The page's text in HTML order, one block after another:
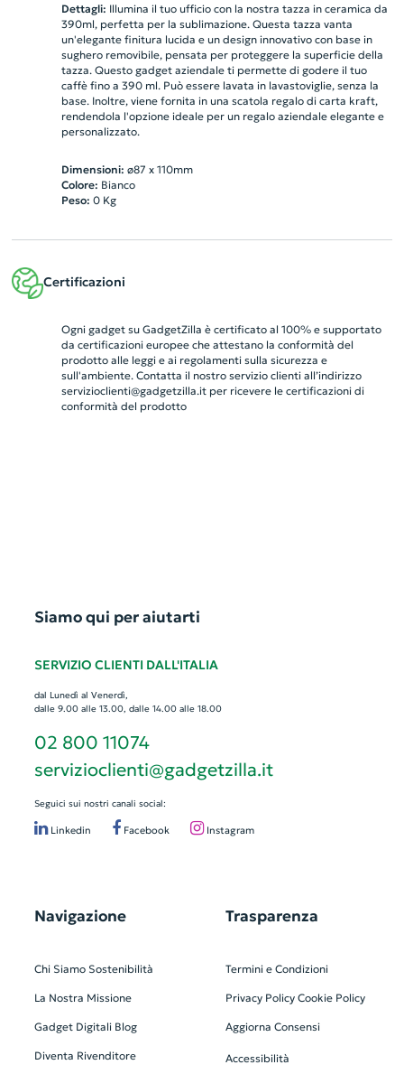
Dettagli: Illumina il tuo ufficio con la nostra tazza in ceramica da
390ml, perfetta per la sublimazione. Questa tazza vanta
un'elegante finitura lucida e un design innovativo con base in
sughero removibile, pensata per proteggere la superficie della
tazza. Questo gadget aziendale ti permette di godere il tuo
caffè fino a 390 ml. Può essere lavata in lavastoviglie, senza la
base. Inoltre, viene fornita in una scatola regalo di carta kraft,
rendendola l'opzione ideale per un regalo aziendale elegante e
personalizzato.
Dimensioni: ø87 x 110mm
Colore: Bianco
Peso: 0Kg
Certificazioni
Ogni gadget su GadgetZilla è certificato al 100% e supportato
da certificazioni europee che attestano la conformità del
prodotto alle leggi e ai regolamenti sulla sicurezza e
sull'ambiente. Contatta il nostro servizio clienti all’indirizzo
servizioclienti@gadgetzilla.itper ricevere le certificazioni di
conformità del prodotto
Siamo qui per aiutarti
SERVIZIO CLIENTI DALL'ITALIA
dal Lunedì al Venerdì,
dalle 9.00 alle 13.00, dalle 14.00 alle 18.00
02 800 11074
servizioclienti@gadgetzilla.it
Seguici sui nostri canali social:
Linkedin Facebook Instagram
Navigazione
Chi Siamo Sostenibilità
La Nostra Missione
Gadget Digitali Blog
Diventa Rivenditore
Trasparenza
Termini e Condizioni
Privacy Policy Cookie Policy
Aggiorna Consensi
Accessibilità